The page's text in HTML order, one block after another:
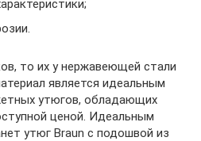
то их у нержавеющей стали
является идеальным
утюгов, обладающих
ценой. Идеальным
утюг Braun с подошвой из